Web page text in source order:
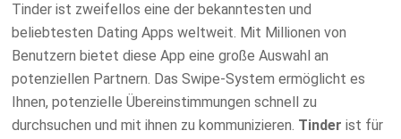
Tinder ist zweifellos eine der bekanntesten und
beliebtesten Dating Apps weltweit. Mit Millionen von
Benutzern bietet diese App eine große Auswahl an
potenziellen Partnern. Das Swipe-System ermöglicht es
Ihnen, potenzielle Übereinstimmungen schnell zu
durchsuchen und mit ihnen zu kommunizieren. Tinder ist für